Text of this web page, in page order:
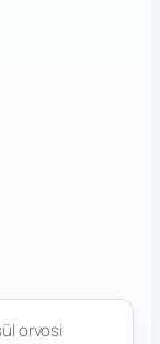
orvosi